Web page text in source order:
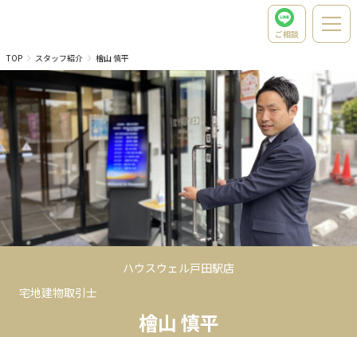
ご相談
TOP
スタッフ紹介 檜山 慎平
ハウスウェル戸田駅店
宅地建物取引士
檜山 慎平